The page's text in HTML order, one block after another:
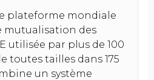
plateforme mondiale
mutualisation des
utilisée par plus de 100
toutes tailles dans 175
un système